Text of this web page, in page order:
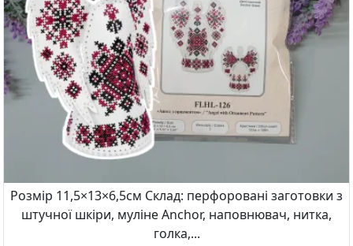
Розмір 11,5×13×6,5см Склад: перфоровані заготовки з
штучної шкіри, муліне Anchor, наповнювач, нитка,
голка,...